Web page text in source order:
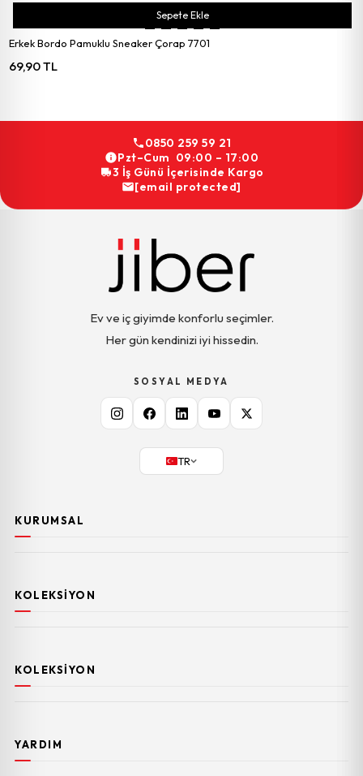
Erkek Bordo Pamuklu Sneaker Çorap 7701
69,90 TL
Sepete Ekle
0850 259 59 21
Pzt–Cum 09:00 – 17:00
3 İş Günü İçerisinde Kargo
[email protected]
Ev ve iç giyimde konforlu seçimler.
Her gün kendinizi iyi hissedin.
SOSYAL MEDYA
TR
KURUMSAL
KOLEKSIYON
KOLEKSIYON
YARDIM